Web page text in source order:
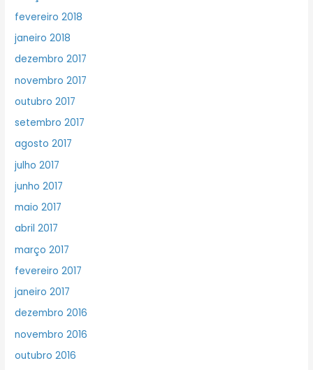
fevereiro 2018
janeiro 2018
dezembro 2017
novembro 2017
outubro 2017
setembro 2017
agosto 2017
julho 2017
junho 2017
maio 2017
abril 2017
março 2017
fevereiro 2017
janeiro 2017
dezembro 2016
novembro 2016
outubro 2016